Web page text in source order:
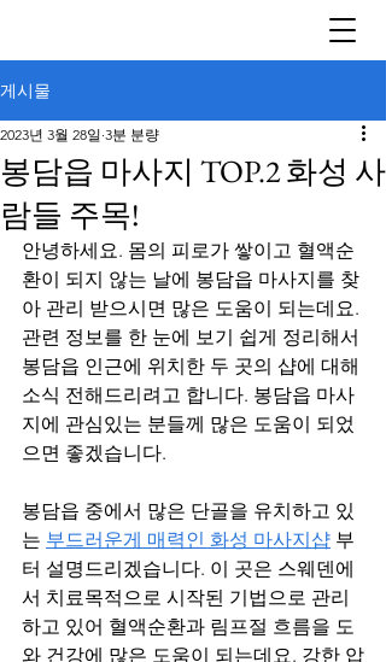
게시물
봉담읍 마사지 TOP.2 화성 사
람들 주목!
2023년 3월 28일 3분 분량
안녕하세요. 몸의 피로가 쌓이고 혈액순
환이 되지 않는 날에 봉담읍 마사지를 찾
아 관리 받으시면 많은 도움이 되는데요.
관련 정보를 한 눈에 보기 쉽게 정리해서
봉담읍 인근에 위치한 두 곳의 샵에 대해
소식 전해드리려고 합니다. 봉담읍 마사
지에 관심있는 분들께 많은 도움이 되었
으면 좋겠습니다.
봉담읍 중에서 많은 단골을 유치하고 있
는 부드러운게 매력인 화성 마사지샵 부
터 설명드리겠습니다. 이 곳은 스웨덴에
서 치료목적으로 시작된 기법으로 관리
하고 있어 혈액순환과 림프절 흐름을 도
와 건강에 많은 도움이 되는데요. 강한 압